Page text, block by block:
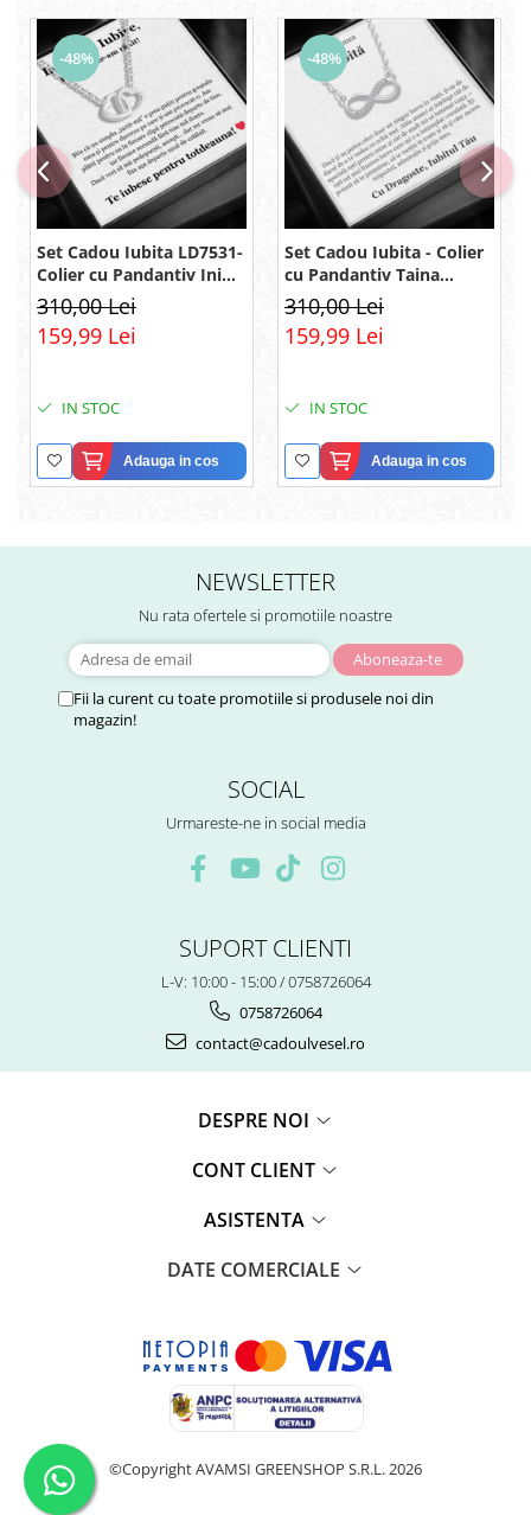
-48%
Set Cadou Iubita LD7531-
Colier cu Pandantiv Inimi
Pereche din Argint 925
placat cu rodiu, Cutie
Elegantă și Felicitare
310,00 Lei
159,99 Lei
IN STOC
Adauga in cos
-48%
Set Cadou Iubita - Colier
cu Pandantiv Taina
Infinitului din Argint 925
placat cu rodiu, Cutie
Elegantă și Mesaj
310,00 Lei
159,99 Lei
IN STOC
Adauga in cos
NEWSLETTER
Nu rata ofertele si promotiile noastre
Fii la curent cu toate promotiile si produsele noi din
magazin!
SOCIAL
Urmareste-ne in social media
SUPORT CLIENTI
L-V: 10:00 - 15:00 / 0758726064
0758726064
contact@cadoulvesel.ro
DESPRE NOI
CONT CLIENT
ASISTENTA
DATE COMERCIALE
©Copyright AVAMSI GREENSHOP S.R.L. 2026